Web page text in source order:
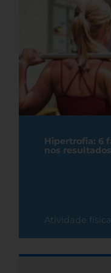
Hipertrofia: 6
nos
Atividade física